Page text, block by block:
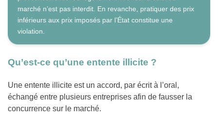
marché n’est pas interdit. En revanche, pratiquer des prix
inférieurs aux prix imposés par l’État constitue une
violation.
Qu’est-ce qu’une entente illicite ?
Une entente illicite est un accord, par écrit à l’oral,
échangé entre plusieurs entreprises afin de fausser la
concurrence sur le marché.